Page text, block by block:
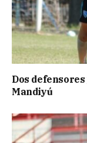
Dos
Mandiyú